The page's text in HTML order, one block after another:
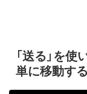
「送る」を
単に移動する